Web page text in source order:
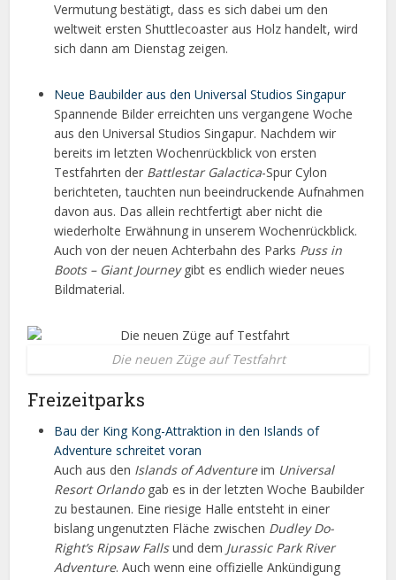
Vermutung bestätigt, dass es sich dabei um den
weltweit ersten Shuttlecoaster aus Holz handelt, wird
sich dann am Dienstag zeigen.
Neue Baubilder aus den Universal Studios Singapur
Spannende Bilder erreichten uns vergangene Woche
aus den Universal Studios Singapur. Nachdem wir
bereits im letzten Wochenrückblick von ersten
Testfahrten der Battlestar Galactica-Spur Cylon
berichteten, tauchten nun beeindruckende Aufnahmen
davon aus. Das allein rechtfertigt aber nicht die
wiederholte Erwähnung in unserem Wochenrückblick.
Auch von der neuen Achterbahn des Parks Puss in
Boots – Giant Journeygibt es endlich wieder neues
Bildmaterial.
Die neuen Züge auf Testfahrt
Freizeitparks
Bau der King Kong-Attraktion in den Islands of
Adventure schreitet voran
Auch aus den Islands of Adventureim Universal
Resort Orlandogab es in der letzten Woche Baubilder
zu bestaunen. Eine riesige Halle entsteht in einer
bislang ungenutzten Fläche zwischen Dudley Do-
Right’s Ripsaw Fallsund dem Jurassic Park River
Adventure. Auch wenn eine offizielle Ankündigung